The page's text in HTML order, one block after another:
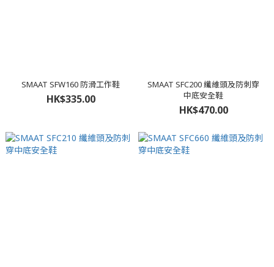
SMAAT SFW160 防滑工作鞋
HK$335.00
SMAAT SFC200 纖維頭及防刺穿
中底安全鞋
HK$470.00